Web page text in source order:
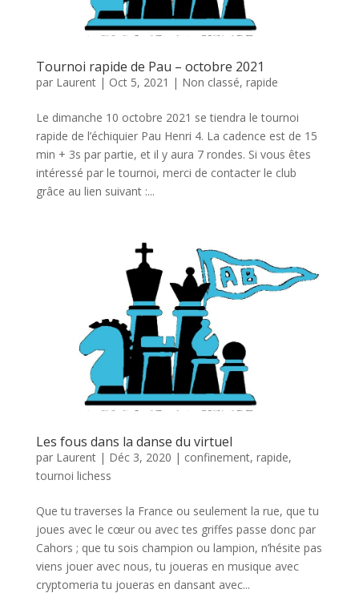
Tournoi rapide de Pau – octobre 2021
par Laurent| Oct 5, 2021 | Non classé, rapide
Le dimanche 10 octobre 2021 se tiendra le tournoi
rapide de l’échiquier Pau Henri 4. La cadence est de 15
min + 3s par partie, et il y aura 7 rondes. Si vous êtes
intéressé par le tournoi, merci de contacter le club
grâce au lien suivant :...
Les fous dans la danse du virtuel
par Laurent| Déc 3, 2020 | confinement, rapide,
tournoi lichess
Que tu traverses la France ou seulement la rue, que tu
joues avec le cœur ou avec tes griffes passe donc par
Cahors ; que tu sois champion ou lampion, n’hésite pas
viens jouer avec nous, tu joueras en musique avec
cryptomeria tu joueras en dansant avec...